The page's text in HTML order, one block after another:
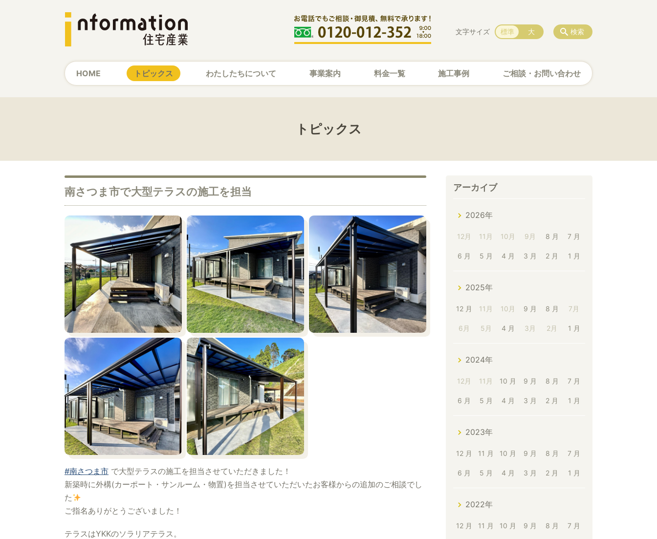
HOME トピックス わたしたちについて 事業案内 料金一覧 施工事例 ご相談・お問い合わせ
検索
文字サイズ 標準 大
トピックス
南さつま市で大型テラスの施工を担当
#南さつま市 で大型テラスの施工を担当させていただきました！
新築時に外構(カーポート・サンルーム・物置)を担当させていただいたお客様からの追加のご相談でし
た
ご指名ありがとうございました！
テラスはYKKのソラリアテラス。
アーカイブ
2026年
12月 11月 10月 9月 8 月 7 月
6 月 5 月 4 月 3 月 2 月 1 月
2025年
12 月 11月 10月 9 月 8 月 7月
6月 5月 4 月 3月 2月 1 月
2024年
12月 11月 10 月 9 月 8 月 7 月
6 月 5 月 4 月 3 月 2 月 1 月
2023年
12 月 11 月 10 月 9 月 8 月 7 月
6 月 5 月 4 月 3 月 2 月 1 月
2022年
12 月 11 月 10 月 9 月 8 月 7 月